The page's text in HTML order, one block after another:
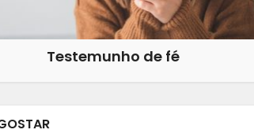
Testemunho de fé